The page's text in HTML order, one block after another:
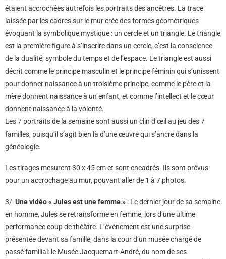
étaient accrochées autrefois les portraits des ancêtres. La trace
laissée par les cadres sur le mur crée des formes géométriques
évoquant la symbolique mystique : un cercle et un triangle. Le triangle
est la première figure à s’inscrire dans un cercle, c’est la conscience
de la dualité, symbole du temps et de l’espace. Le triangle est aussi
décrit comme le principe masculin et le principe féminin qui s’unissent
pour donner naissance à un troisième principe, comme le père et la
mère donnent naissance à un enfant, et comme l’intellect et le cœur
donnent naissance à la volonté.
Les 7 portraits de la semaine sont aussi un clin d’œil au jeu des 7
familles, puisqu’il s’agit bien là d’une œuvre qui s’ancre dans la
généalogie.
Les tirages mesurent 30 x 45 cm et sont encadrés. Ils sont prévus
pour un accrochage au mur, pouvant aller de 1 à 7 photos.
3/ Une vidéo « Jules est une femme » : Le dernier jour de sa semaine
en homme, Jules se retransforme en femme, lors d’une ultime
performance coup de théâtre. L’évènement est une surprise
présentée devant sa famille, dans la cour d’un musée chargé de
passé familial: le Musée Jacquemart-André, du nom de ses